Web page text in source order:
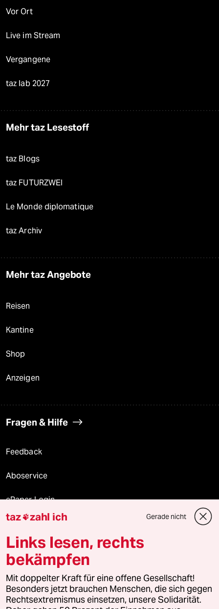
Vor Ort
Live im Stream
Vergangene
taz lab 2027
Mehr taz Lesestoff
taz Blogs
taz FUTURZWEI
Le Monde diplomatique
taz Archiv
Mehr taz Angebote
Reisen
Kantine
Shop
Anzeigen
Fragen & Hilfe
Feedback
Aboservice
ePaper Login
Downloads für Abonnierende
© 2026 taz Verlags und Vertriebs GmbH
Alle Rechte vorbehalten. Bei rechtlichen Fragen oder für Genehmigungen
wenden Sie sich bitte an
lizenzen@taz.de
taz zahl ich Gerade nicht
Links lesen, rechts
bekämpfen
Mit doppelter Kraft für eine offene Gesellschaft!
Besonders jetzt brauchen Menschen, die sich gegen
Rechtsextremismus einsetzen, unsere Solidarität.